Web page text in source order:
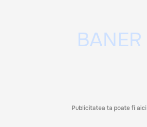
Publicitatea ta poate fi aici